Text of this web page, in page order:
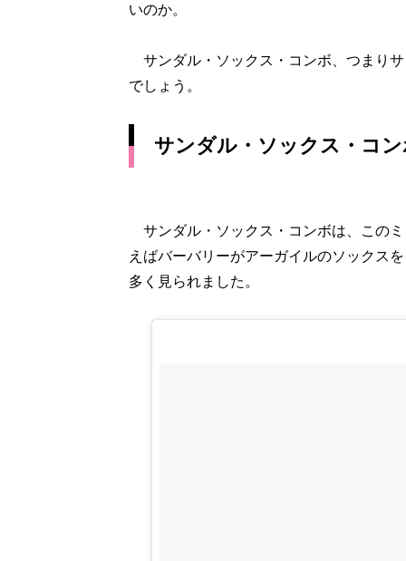
いのか。
サンダル・ソックス・コンボ、つまり
でしょう。
サンダル・ソックス・コ
サンダル・ソックス・コンボは、この
えばバーバリーがアーガイルのソックス
多く見られました。